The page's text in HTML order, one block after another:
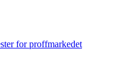
for proffmarkedet